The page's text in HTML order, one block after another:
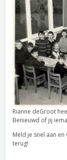
Rianne deGroot
Benieuwd of jij
Meld je snel aan
terug!